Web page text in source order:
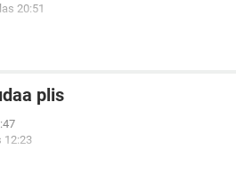
20:51
plis
12:23